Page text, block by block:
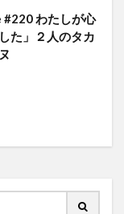
わたしが心
た」２人のタカ